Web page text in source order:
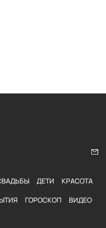
ДЕТИ КРАСОТА
ГОРОСКОП ВИДЕО